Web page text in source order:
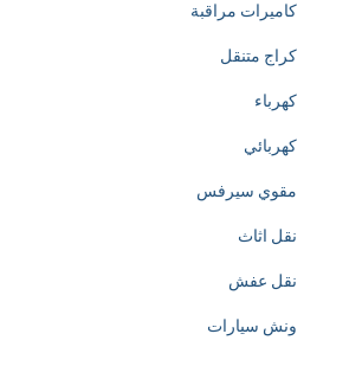
p
s
w
كاميرات مراقبة
كراج متنقل
كهرباء
كهربائي
مقوي سيرفس
نقل اثاث
نقل عفش
ونش سيارات